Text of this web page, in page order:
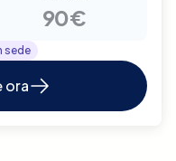
90€
sede
ora